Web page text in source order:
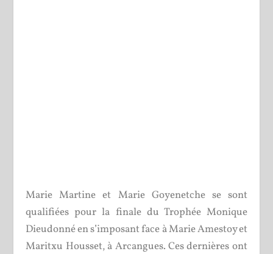
Marie Martine et Marie Goyenetche se sont
qualifiées pour la finale du Trophée Monique
Dieudonné en s’imposant face à Marie Amestoy et
Maritxu Housset, à Arcangues. Ces dernières ont